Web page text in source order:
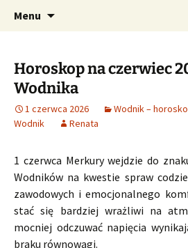
CzaroMarowy
dzienny,
tygodniowy
Profesjonalne
Menu
Horoskop na czerwiec
Wodnika
1 czerwca 2026
Wodnik –
Wodnik
Renata
1 czerwca Merkury wejdzie do
Wodników na kwestie spraw
zawodowych i emocjonalnego
stać się bardziej wrażliwi na
mocniej odczuwać napięcia
braku równowagi.